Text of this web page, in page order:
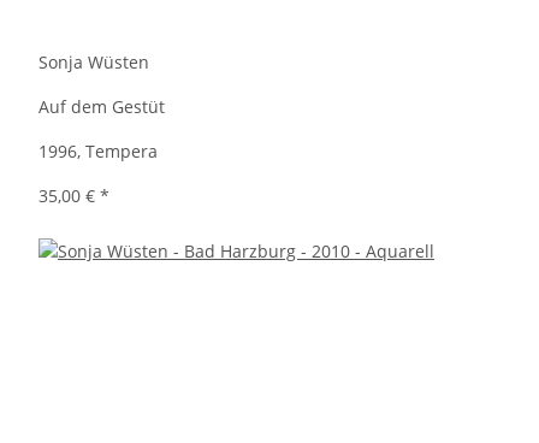
Sonja Wüsten
Auf dem Gestüt
1996, Tempera
35,00 € *